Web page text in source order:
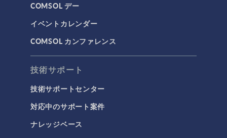
COMSOL デー
イベントカレンダー
COMSOL カンファレンス
技術サポート
技術サポートセンター
対応中のサポート案件
ナレッジベース